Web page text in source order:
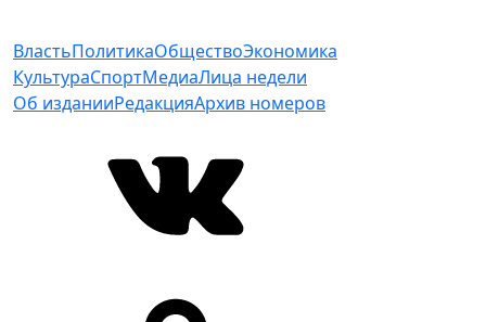
ВластьПолитикаОбществоЭкономика
КультураСпортМедиаЛица недели
Об изданииРедакцияАрхив номеров